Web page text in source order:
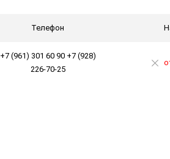
Телефон
+7 (961) 301 60 90 +7 (928)
226-70-25